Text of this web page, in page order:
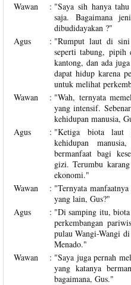
Wawan
: "Saya sih hanya
saja. Bagaimana
dibudidayakan ?"
Agus
: "Rumput laut di sini
seperti tabung, pipih
kantong, dan ada
dapat hidup karena
untuk melihat
Wawan
: "Wah, ternyata
yang intensif.
kehidupan manusia,
Agus
: "Ketiga biota laut
kehidupan
bermanfaat bagi
gizi. Terumbu
ekonomi."
Wawan
: "Ternyata
yang lain, Gus?"
Agus
: "Di samping itu,
perkembangan
pulau Wangi-Wangi
Menado."
Wawan
: "Saya juga pernah
yang katanya
bagaimana, Gus."